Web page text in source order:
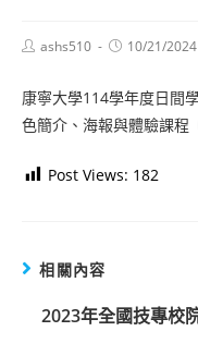
Postashs510
Post10/21/2024
康寧大學114學年度日間
色簡介、海報與體驗課程
Post Views: 182
相關內容
2023年全國技專校